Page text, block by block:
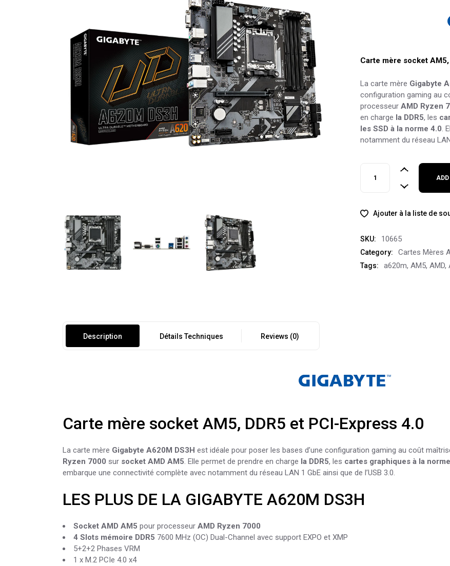
Carte mère socket
La carte mère Gigabyte
configuration gaming au
processeur AMD Ryzen
en charge la DDR5, les
les SSD à la norme 4.0.
notamment du réseau
GIGABYTE AMD A620M
Ajouter à la liste de
SKU: 10665
Category: Cartes Mères
Tags: a620m, AM5, AMD,
Description Détails Techniques Reviews (0)
Carte mère socket AM5, DDR5 et PCI-Express 4.0
La carte mère Gigabyte A620M DS3H est idéale pour poser les bases d’une configuration gaming au coût
Ryzen 7000 sur socket AMD AM5. Elle permet de prendre en charge la DDR5, les cartes graphiques à la
embarque une connectivité complète avec notamment du réseau LAN 1 GbE ainsi que de l’USB 3.0.
LES PLUS DE LA GIGABYTE A620M DS3H
Socket AMD AM5 pour processeur AMD Ryzen 7000
4 Slots mémoire DDR5 7600 MHz (OC) Dual-Channel avec support EXPO et XMP
5+2+2 Phases VRM
1 x M.2 PCIe 4.0 x4